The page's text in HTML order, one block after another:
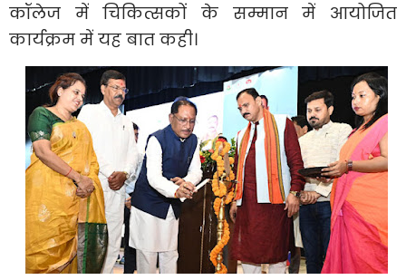
कॉलेज में चिकित्सकों के सम्मान में आयोजित
कार्यक्रम में यह बात कही।